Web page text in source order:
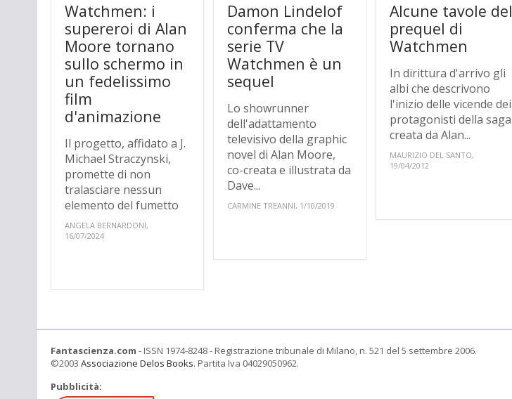
Watchmen: i
supereroi di Alan
Moore tornano
sullo schermo in
un fedelissimo
film
d'animazione
Il progetto, affidato a J.
Michael Straczynski,
promette di non
tralasciare nessun
elemento del fumetto
ANGELA BERNARDONI,
16/07/2024
Damon Lindelof
conferma che la
serie TV
Watchmen è un
sequel
Lo showrunner
dell'adattamento
televisivo della graphic
novel di Alan Moore,
co-creata e illustrata da
Dave...
CARMINE TREANNI, 1/10/2019
Alcune tavole del
prequel di
Watchmen
In dirittura d'arrivo gli
albi che descrivono
l'inizio delle vicende dei
protagonisti della saga
creata da Alan...
MAURIZIO DEL SANTO,
19/04/2012
Fantascienza.com - ISSN 1974-8248 - Registrazione tribunale di Milano, n. 521 del 5 settembre 2006.
©2003 Associazione Delos Books. Partita Iva 04029050962.
Pubblicità: